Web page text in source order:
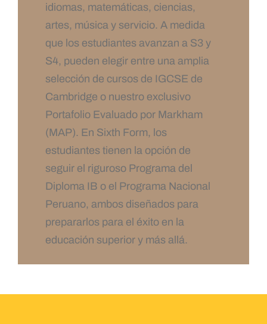
idiomas, matemáticas, ciencias,
artes, música y servicio. A medida
que los estudiantes avanzan a S3 y
S4, pueden elegir entre una amplia
selección de cursos de IGCSE de
Cambridge o nuestro exclusivo
Portafolio Evaluado por Markham
(MAP). En Sixth Form, los
estudiantes tienen la opción de
seguir el riguroso Programa del
Diploma IB o el Programa Nacional
Peruano, ambos diseñados para
prepararlos para el éxito en la
educación superior y más allá.